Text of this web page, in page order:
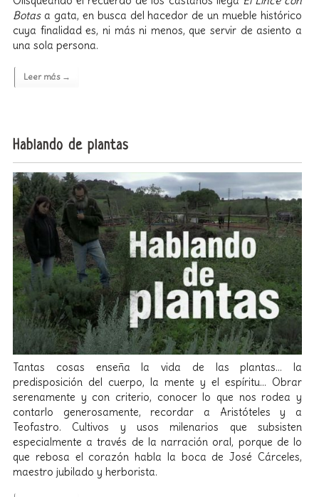
Botasa gata, en busca del hacedor de un mueble histórico
cuya finalidad es, ni más ni menos, que servir de asiento a
una sola persona.
Leer más →
Hablando de plantas
Tantas cosas enseña la vida de las plantas… la
predisposición del cuerpo, la mente y el espíritu… Obrar
serenamente y con criterio, conocer lo que nos rodea y
contarlo generosamente, recordar a Aristóteles y a
Teofastro. Cultivos y usos milenarios que subsisten
especialmente a través de la narración oral, porque de lo
que rebosa el corazón habla la boca de José Cárceles,
maestro jubilado y herborista.